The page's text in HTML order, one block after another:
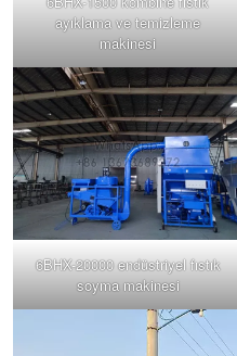
ayıklama ve temizleme
makinesi
6BHX-20000 endüstriyel fıstık
soyma makinesi